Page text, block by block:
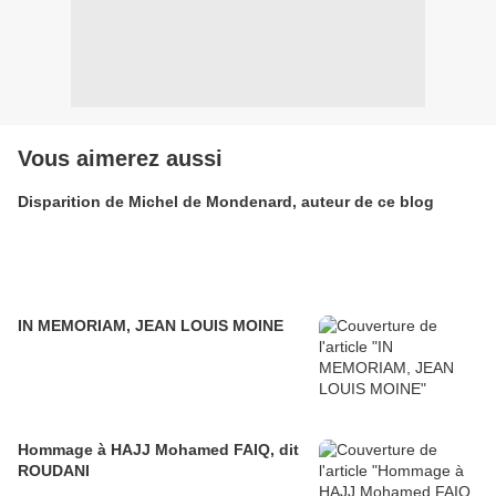
Vous aimerez aussi
Disparition de Michel de Mondenard, auteur de ce blog
IN MEMORIAM, JEAN LOUIS MOINE
Hommage à HAJJ Mohamed FAIQ, dit
ROUDANI